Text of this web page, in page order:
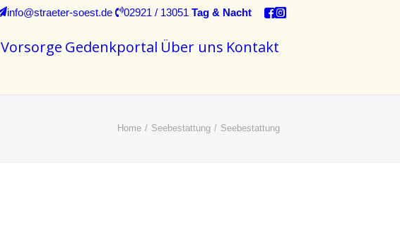
info@straeter-soest.de 02921 / 13051 Tag & Nacht
Vorsorge Gedenkportal Über uns Kontakt
Home Seebestattung Seebestattung